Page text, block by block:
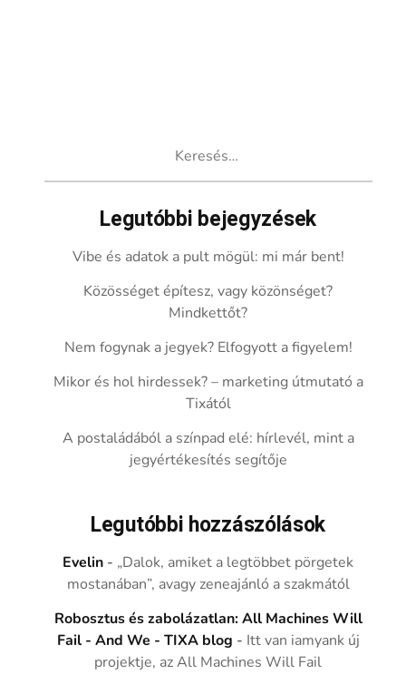
Legutóbbi bejegyzések
Vibe és adatok a pult mögül: mi már bent!
Közösséget építesz, vagy közönséget?
Mindkettőt?
Nem fogynak a jegyek? Elfogyott a figyelem!
Mikor és hol hirdessek? – marketing útmutató a
Tixától
A postaládából a színpad elé: hírlevél, mint a
jegyértékesítés segítője
Legutóbbi hozzászólások
Evelin - „Dalok, amiket a legtöbbet pörgetek
mostanában”, avagy zeneajánló a szakmától
Robosztus és zabolázatlan: All Machines Will
Fail - And We - TIXA blog - Itt van iamyank új
projektje, az All Machines Will Fail